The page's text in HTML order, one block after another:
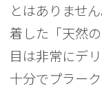
とはありませ
着した「天然
目は非常にデ
十分でプラー